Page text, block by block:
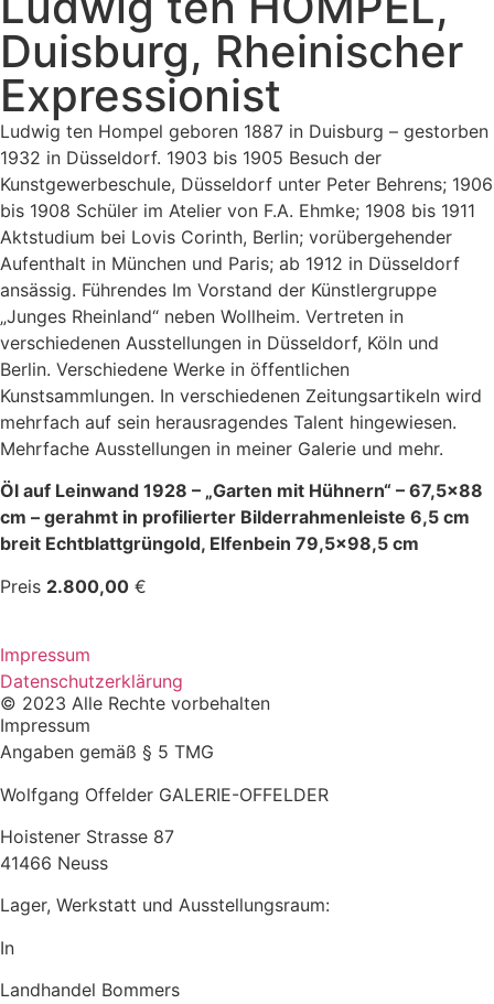
Duisburg, Rheinischer
Expressionist
Ludwig ten Hompel geboren 1887 in Duisburg – gestorben
1932 in Düsseldorf. 1903 bis 1905 Besuch der
Kunstgewerbeschule, Düsseldorf unter Peter Behrens; 1906
bis 1908 Schüler im Atelier von F.A. Ehmke; 1908 bis 1911
Aktstudium bei Lovis Corinth, Berlin; vorübergehender
Aufenthalt in München und Paris; ab 1912 in Düsseldorf
ansässig. Führendes Im Vorstand der Künstlergruppe
„Junges Rheinland“ neben Wollheim. Vertreten in
verschiedenen Ausstellungen in Düsseldorf, Köln und
Berlin. Verschiedene Werke in öffentlichen
Kunstsammlungen. In verschiedenen Zeitungsartikeln wird
mehrfach auf sein herausragendes Talent hingewiesen.
Mehrfache Ausstellungen in meiner Galerie und mehr.
Öl auf Leinwand 1928 – „Garten mit Hühnern“ – 67,5×88
cm – gerahmt in profilierter Bilderrahmenleiste 6,5 cm
breit Echtblattgrüngold, Elfenbein 79,5×98,5 cm
Preis 2.800,00 €
Impressum
Datenschutzerklärung
© 2023 Alle Rechte vorbehalten
Impressum
Angaben gemäß § 5 TMG
Wolfgang Offelder GALERIE-OFFELDER
Hoistener Strasse 87
41466 Neuss
Lager, Werkstatt und Ausstellungsraum:
In
Landhandel Bommers